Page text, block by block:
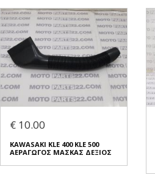
€ 10.00
KAWASAKI KLE 400 KLE 500
ΑΕΡΑΓΩΓΟΣ ΜΑΣΚΑΣ ΔΕΞΙΟΣ